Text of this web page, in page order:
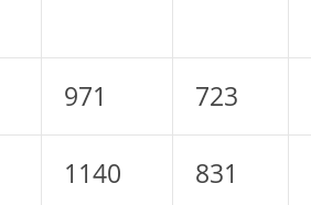
971 723
1140 831